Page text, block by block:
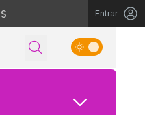
Entrar